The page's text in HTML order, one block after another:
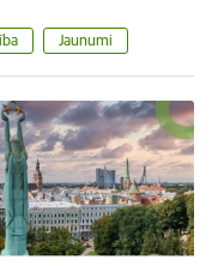
Jaunumi